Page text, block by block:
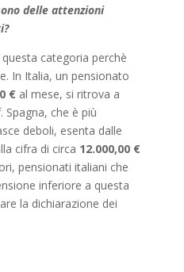
delle attenzioni
categoria perchè
In Italia, un pensionato
€al mese, si ritrova a
Spagna, che è più
deboli, esenta dalle
cifra di circa 12.000,00 €
pensionati italiani che
inferiore a questa
la dichiarazione dei